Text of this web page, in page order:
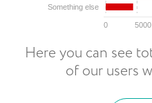
Something else
0 5000
Here you can see
of our users